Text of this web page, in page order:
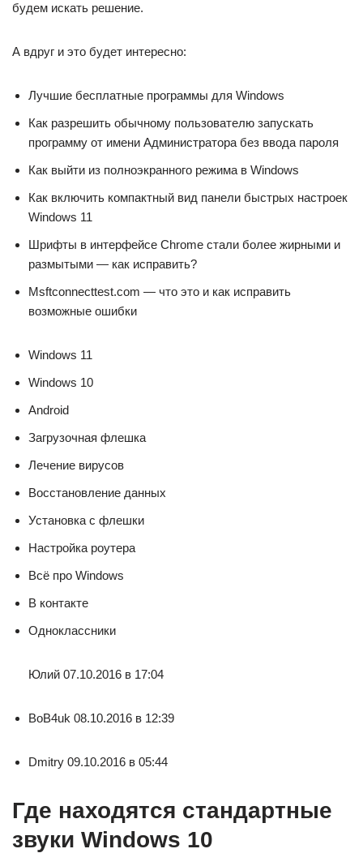
будем искать решение.
А вдруг и это будет интересно:
Лучшие бесплатные программы для Windows
Как разрешить обычному пользователю запускать
программу от имени Администратора без ввода пароля
Как выйти из полноэкранного режима в Windows
Как включить компактный вид панели быстрых настроек
Windows 11
Шрифты в интерфейсе Chrome стали более жирными и
размытыми — как исправить?
Msftconnecttest.com — что это и как исправить
возможные ошибки
Windows 11
Windows 10
Android
Загрузочная флешка
Лечение вирусов
Восстановление данных
Установка с флешки
Настройка роутера
Всё про Windows
В контакте
Одноклассники
Юлий 07.10.2016 в 17:04
BoB4uk 08.10.2016 в 12:39
Dmitry 09.10.2016 в 05:44
Где находятся стандартные
звуки Windows 10